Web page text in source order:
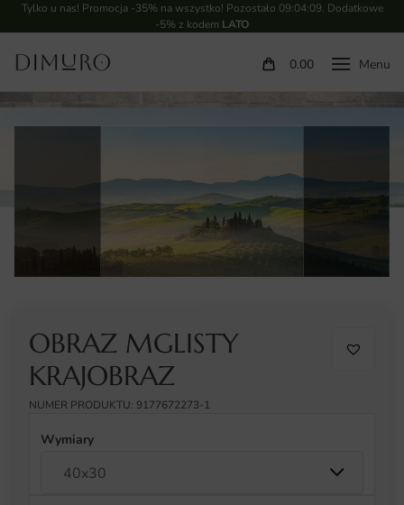
Tylko u nas! Promocja -35% na wszystko! Pozostało 09:04:08. Dodatkowe
-5% z kodem LATO
0.00
OBRAZ MGLISTY
KRAJOBRAZ
NUMER PRODUKTU: 9177672273-1
Wymiary